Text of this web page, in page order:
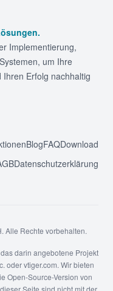
Implementierung,
um Ihre
Erfolg nachhaltig
BlogFAQDownload
Datenschutzerklärung
Alle Rechte vorbehalten.
darin angebotene Projekt
oder vtiger.com. Wir bieten
Open-Source-Version von
Seite sind nicht mit der